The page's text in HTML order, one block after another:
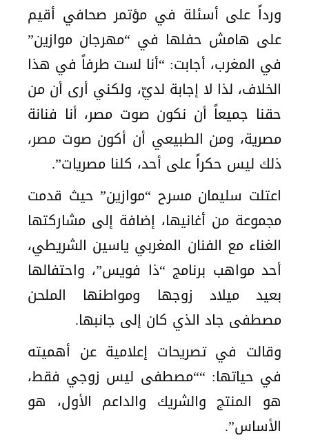
ورداً على أسئلة في مؤتمر صحافي أقيم
على هامش حفلها في “مهرجان موازين”
في المغرب، أجابت: “أنا لست طرفاً في هذا
الخلاف، لذا لا إجابة لديّ، ولكني أرى أن من
حقنا جميعاً أن نكون صوت مصر، أنا فنانة
مصرية، ومن الطبيعي أن أكون صوت مصر،
ذلك ليس حكراً على أحد، كلنا مصريات”.
اعتلت سليمان مسرح “موازين” حيث قدمت
مجموعة من أغانيها، إضافة إلى مشاركتها
الغناء مع الفنان المغربي ياسين الشريطي،
أحد مواهب برنامج “ذا فويس”، واحتفالها
بعيد ميلاد زوجها ومواطنها الملحن
مصطفى جاد الذي كان إلى جانبها.
وقالت في تصريحات إعلامية عن أهميته
في حياتها: ““مصطفى ليس زوجي فقط،
هو المنتج والشريك والداعم الأول، هو
الأساس”.